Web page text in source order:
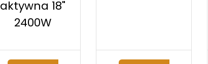
aktywna 18"
2400W